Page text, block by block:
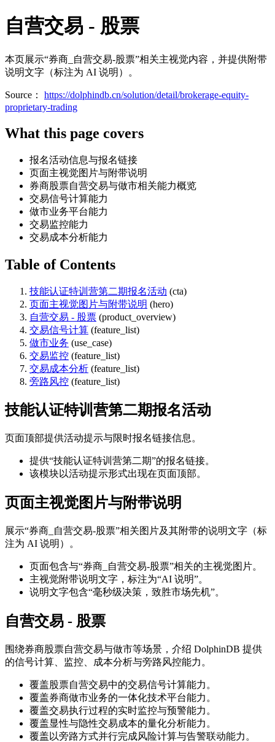
自营交易 - 股票
本页展示“券商_自营交易-股票”相关主视觉内容，并提供附带
说明文字（标注为 AI 说明）。
Source：
https://dolphindb.cn/solution/detail/brokerage-equity-
proprietary-trading
What this page covers
报名活动信息与报名链接
页面主视觉图片与附带说明
券商股票自营交易与做市相关能力概览
交易信号计算能力
做市业务平台能力
交易监控能力
交易成本分析能力
Table of Contents
技能认证特训营第二期报名活动 (cta)
页面主视觉图片与附带说明 (hero)
自营交易 - 股票 (product_overview)
交易信号计算 (feature_list)
做市业务 (use_case)
交易监控 (feature_list)
交易成本分析 (feature_list)
旁路风控 (feature_list)
技能认证特训营第二期报名活动
页面顶部提供活动提示与限时报名链接信息。
提供“技能认证特训营第二期”的报名链接。
该模块以活动提示形式出现在页面顶部。
页面主视觉图片与附带说明
展示“券商_自营交易-股票”相关图片及其附带的说明文字（标
注为 AI 说明）。
页面包含与“券商_自营交易-股票”相关的主视觉图片。
主视觉附带说明文字，标注为“AI 说明”。
说明文字包含“毫秒级决策，致胜市场先机”。
自营交易 - 股票
围绕券商股票自营交易与做市等场景，介绍 DolphinDB 提供
的信号计算、监控、成本分析与旁路风控能力。
覆盖股票自营交易中的交易信号计算能力。
覆盖券商做市业务的一体化技术平台能力。
覆盖交易执行过程的实时监控与预警能力。
覆盖显性与隐性交易成本的量化分析能力。
覆盖以旁路方式并行完成风险计算与告警联动能力。